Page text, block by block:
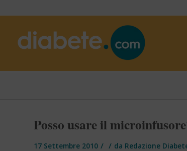
Posso usare il
17 Settembre 2010 / / da Redazione